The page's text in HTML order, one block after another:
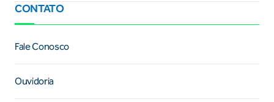
CONTATO
Fale Conosco
Ouvidoria